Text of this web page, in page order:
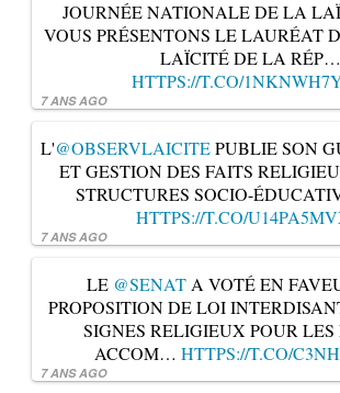
JOURNÉE NATIONALE DE LA
VOUS PRÉSENTONS LE LAURÉAT
LAÏCITÉ DE LA RÉP…
HTTPS://T.CO/
7 ANS AGO
L'@OBSERVLAICITEPUBLIE SON
ET GESTION DES FAITS
STRUCTURES SOCIO-
HTTPS://T.CO/
7 ANS AGO
LE @SENATA VOTÉ EN
PROPOSITION DE LOI
SIGNES RELIGIEUX POUR LES
ACCOM… HTTPS://T.CO/
7 ANS AGO